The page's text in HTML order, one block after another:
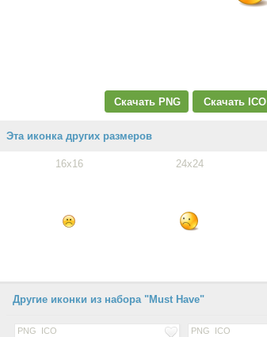
Скачать PNG Скачать ICO
Эта иконка других размеров
16x16 24x24
Другие иконки из набора "Must Have"
PNG ICO PNG ICO